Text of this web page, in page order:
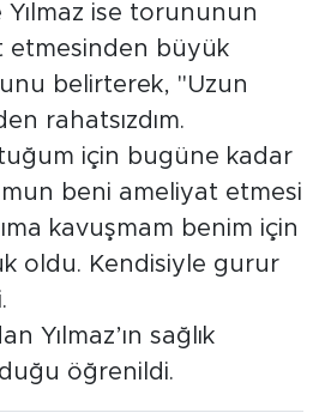
ise torununun
etmesinden büyük
belirterek, "Uzun
rahatsızdım.
için bugüne kadar
beni ameliyat etmesi
kavuşmam benim için
oldu. Kendisiyle gurur
Yılmaz’ın sağlık
öğrenildi.